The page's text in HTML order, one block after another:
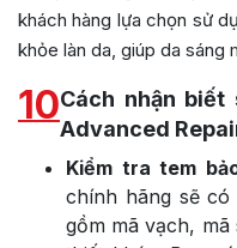
khách hàng lựa chọn sử
khỏe làn da, giúp da sáng
10Cách nhận biết
Advanced
Kiểm tra tem
chính hãng sẽ
gồm mã vạch,